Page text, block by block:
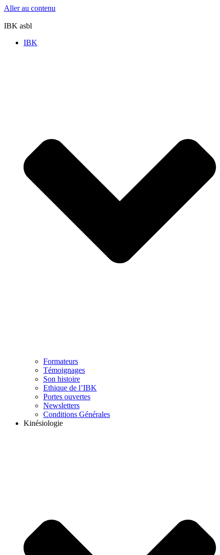
Aller au contenu
IBK asbl
IBK
Formateurs
Témoignages
Son histoire
Ethique de l’IBK
Portes ouvertes
Newsletters
Conditions Générales
Kinésiologie